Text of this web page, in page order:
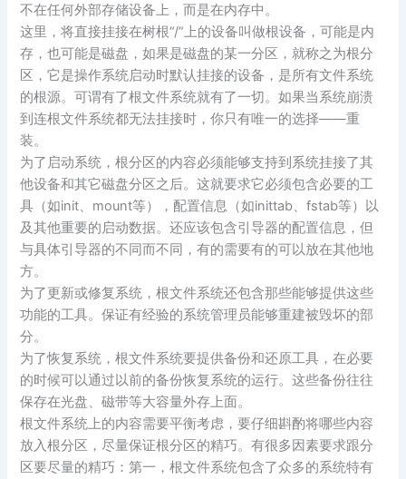
不在任何外部存储设备上，而是在内存中。
这里，将直接挂接在树根“/”上的设备叫做根设备，可能是内
存，也可能是磁盘，如果是磁盘的某一分区，就称之为根分
区，它是操作系统启动时默认挂接的设备，是所有文件系统
的根源。可谓有了根文件系统就有了一切。如果当系统崩溃
到连根文件系统都无法挂接时，你只有唯一的选择——重
装。
为了启动系统，根分区的内容必须能够支持到系统挂接了其
他设备和其它磁盘分区之后。这就要求它必须包含必要的工
具（如init、mount等），配置信息（如inittab、fstab等）以
及其他重要的启动数据。还应该包含引导器的配置信息，但
与具体引导器的不同而不同，有的需要有的可以放在其他地
方。
为了更新或修复系统，根文件系统还包含那些能够提供这些
功能的工具。保证有经验的系统管理员能够重建被毁坏的部
分。
为了恢复系统，根文件系统要提供备份和还原工具，在必要
的时候可以通过以前的备份恢复系统的运行。这些备份往往
保存在光盘、磁带等大容量外存上面。
根文件系统上的内容需要平衡考虑，要仔细斟酌将哪些内容
放入根分区，尽量保证根分区的精巧。有很多因素要求跟分
区要尽量的精巧：第一，根文件系统包含了众多的系统特有